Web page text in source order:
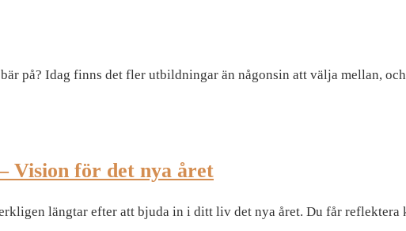
på? Idag finns det fler utbildningar än någonsin att välja mellan,
Vision för det nya året
längtar efter att bjuda in i ditt liv det nya året. Du får reflektera